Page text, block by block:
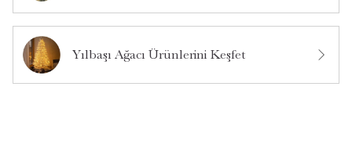
Bu ürünün boyu kaç cm
Yılbaşı Ağacı Ürünlerini Keşfet